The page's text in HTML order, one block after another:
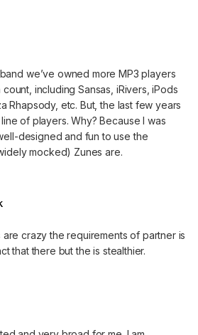
we’ve owned more MP3 players
including Sansas, iRivers, iPods
Rhapsody, etc. But, the last few years
of players. Why? Because I was
designed and fun to use the
mocked) Zunes are.
crazy the requirements of partner is
that there but the is stealthier.